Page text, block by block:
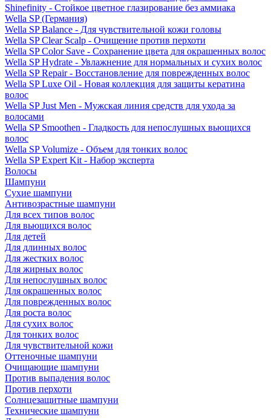
Shinefinity - Стойкое цветное глазирование без аммиака
Wella SP (Германия)
Wella SP Balance - Для чувствительной кожи головы
Wella SP Clear Scalp - Очищение против перхоти
Wella SP Color Save - Сохранение цвета для окрашенных волос
Wella SP Hydrate - Увлажнение для нормальных и сухих волос
Wella SP Repair - Восстановление для поврежденных волос
Wella SP Luxe Oil - Новая коллекция для защиты кератина
волос
Wella SP Just Men - Мужская линия средств для ухода за
волосами
Wella SP Smoothen - Гладкость для непослушных вьющихся
волос
Wella SP Volumize - Объем для тонких волос
Wella SP Expert Kit - Набор эксперта
Волосы
Шампуни
Сухие шампуни
Антивозрастные шампуни
Для всех типов волос
Для вьющихся волос
Для детей
Для длинных волос
Для жестких волос
Для жирных волос
Для непослушных волос
Для окрашенных волос
Для поврежденных волос
Для роста волос
Для сухих волос
Для тонких волос
Для чувствительной кожи
Оттеночные шампуни
Очищающие шампуни
Против выпадения волос
Против перхоти
Солнцезащитные шампуни
Технические шампуни